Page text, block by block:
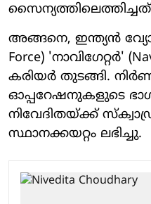
അങ്ങനെ, ഇന്ത്യൻ
Force) 'നാവിഗേറ്റർ'
കരിയർ തുടങ്ങി.
ഓപ്പറേഷനുകളുടെ
നിവേദിതയ്ക്ക്
സ്ഥാനക്കയറ്റം ലഭിച്ചു.